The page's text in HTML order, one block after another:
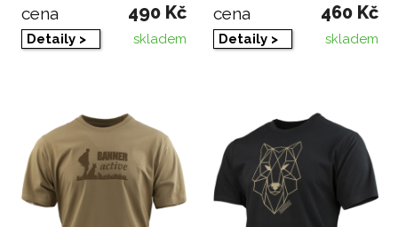
cena 490 Kč
Detaily > skladem
cena 460 Kč
Detaily > skladem